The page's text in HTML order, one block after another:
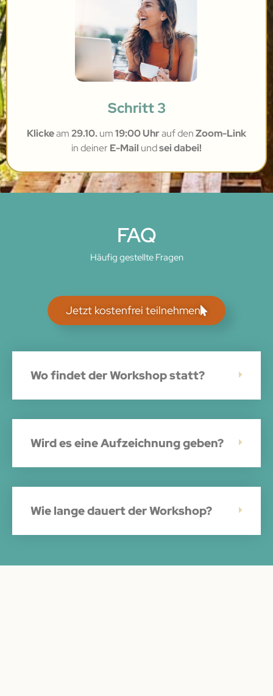
Schritt 3
Klickeam29.10.um19:00 Uhrauf denZoom-Link
in deinerE-Mail undsei dabei!
FAQ
Häufig gestellte Fragen
Jetzt kostenfrei teilnehmen
Wo findet der Workshop statt?
Wird es eine Aufzeichnung geben?
Wie lange dauert der Workshop?